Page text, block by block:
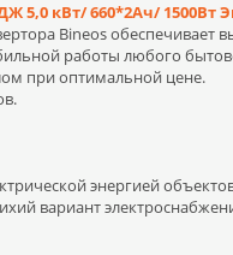
5,0 кВт/ 660*2Ач/ 1500Вт
Bineos
работы любого
при оптимальной цене.
энергией
вариант